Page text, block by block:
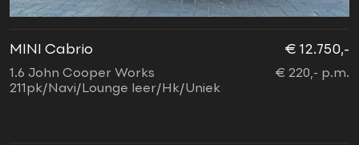
MINI Cabrio
1.6 John Cooper Works
211pk/Navi/Lounge leer/Hk/Uniek
€ 12.750,-
€ 220,- p.m.